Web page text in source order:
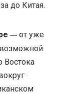
до Китая.
— от уже
Востока